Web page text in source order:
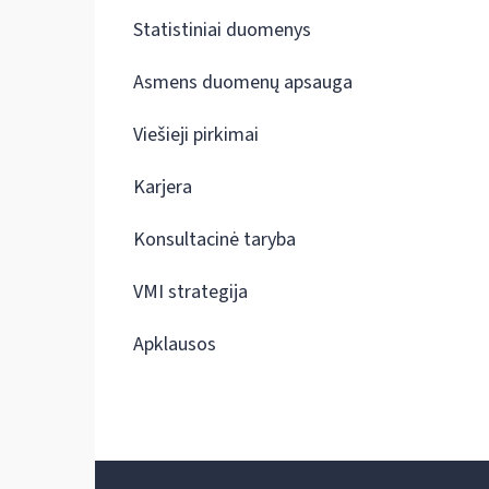
Statistiniai duomenys
Asmens duomenų apsauga
Viešieji pirkimai
Karjera
Konsultacinė taryba
VMI strategija
Apklausos